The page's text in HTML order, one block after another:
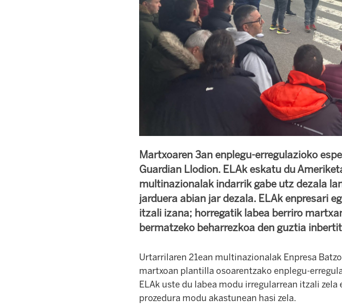
Martxoaren 3an enplegu-erregulazioko
Guardian Llodion. ELAk eskatu du
multinazionalak indarrik gabe utz dezala
jarduera abian jar dezala. ELAk enpresari
itzali izana; horregatik labea berriro
bermatzeko beharrezkoa den guztia
Urtarrilaren 21ean multinazionalak Enpresa
martxoan plantilla osoarentzako enplegu-
ELAk uste du labea modu irregularrean itzali
prozedura modu akastunean hasi zela.